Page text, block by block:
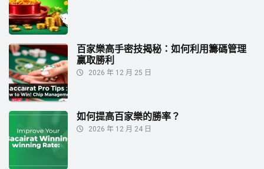
百家樂高手密技揭秘：如何利用籌碼管理
贏取勝利
2026 年 12 月 25 日
如何提高百家樂的勝率？
2026 年 12 月 24 日